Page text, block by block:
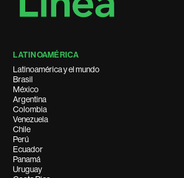
LATINOAMÉRICA
Latinoamérica y el mundo
Brasil
México
Argentina
Colombia
Venezuela
Chile
Perú
Ecuador
Panamá
Uruguay